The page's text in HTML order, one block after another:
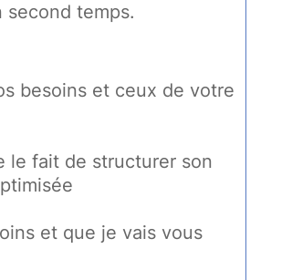
temps.
besoins et ceux de votre
le fait de structurer son
et que je vais vous